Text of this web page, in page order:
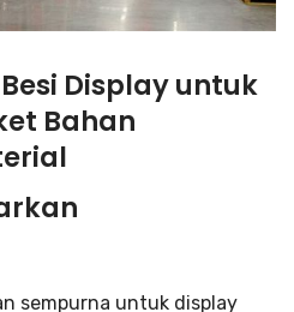
Display untuk
Bahan
sempurna untuk display